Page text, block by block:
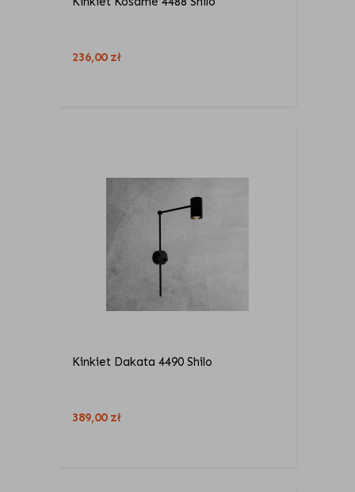
236,00 zł
Kinkiet Dakata 4490 Shilo
389,00 zł